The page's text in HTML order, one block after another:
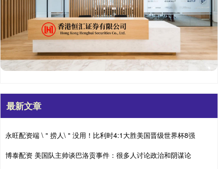
最新文章
永旺配资端 \＂捞人\＂没用！比利时4:1大胜美国晋级世界杯8强
博泰配资 美国队主帅谈巴洛贡事件：很多人讨论政治和阴谋论